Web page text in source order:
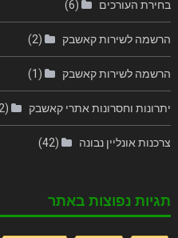
בחירת העורכים (6)
הרשמה לשירות קאשבק (2)
הרשמה לשירות קאשבק (1)
יתרונות וחסרונות אתרי קאשבק (2)
צרכנות אונליין נבונה (42)
תגיות נפוצות באתר